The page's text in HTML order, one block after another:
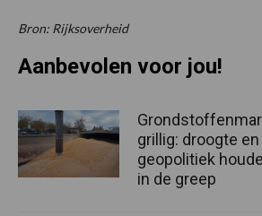
Bron: Rijksoverheid
Aanbevolen voor jou!
grillig: droogte en
geopolitiek
in de greep